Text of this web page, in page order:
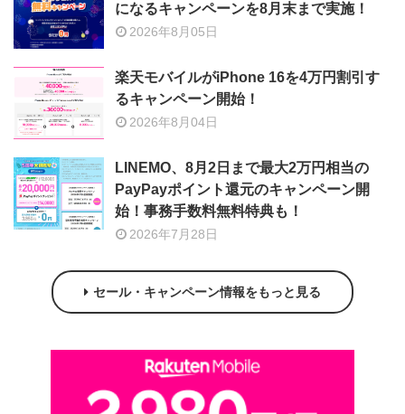
になるキャンペーンを8月末まで実施！
2026年8月05日
楽天モバイルがiPhone 16を4万円割引す
るキャンペーン開始！
2026年8月04日
LINEMO、8月2日まで最大2万円相当の
PayPayポイント還元のキャンペーン開
始！事務手数料無料特典も！
2026年7月28日
セール・キャンペーン情報をもっと見る